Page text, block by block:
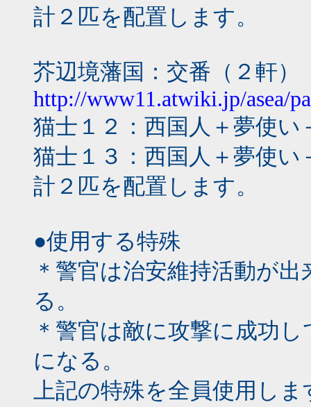
計２匹を配置します。
芥辺境藩国：交番（２軒）
http://www11.atwiki.jp/asea/
猫士１２：西国人＋夢使い
猫士１３：西国人＋夢使い
計２匹を配置します。
●使用する特殊
＊警官は治安維持活動が
る。
＊警官は敵に攻撃に成功
になる。
上記の特殊を全員使用しま